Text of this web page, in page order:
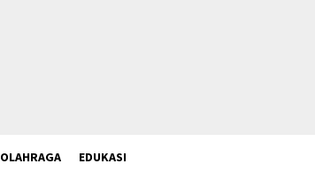
OLAHRAGA EDUKASI